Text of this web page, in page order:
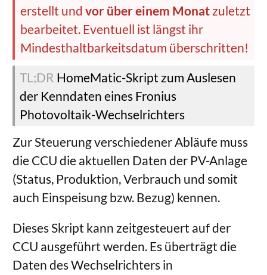
erstellt und vor über einem Monatzuletzt
bearbeitet. Eventuell ist längst ihr
Mindesthaltbarkeitsdatum überschritten!
HomeMatic-Skript zum Auslesen
der Kenndaten eines Fronius
Photovoltaik-Wechselrichters
Zur Steuerung verschiedener Abläufe muss
die CCU die aktuellen Daten der PV-Anlage
(Status, Produktion, Verbrauch und somit
auch Einspeisung bzw. Bezug) kennen.
Dieses Skript kann zeitgesteuert auf der
CCU ausgeführt werden. Es überträgt die
Daten des Wechselrichters in